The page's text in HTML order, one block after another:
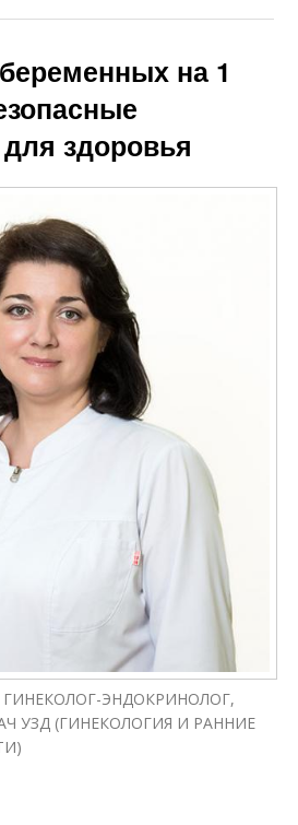
на 1
здоровья
ЭНДОКРИНОЛОГ,
УЗД (ГИНЕКОЛОГИЯ И РАННИЕ